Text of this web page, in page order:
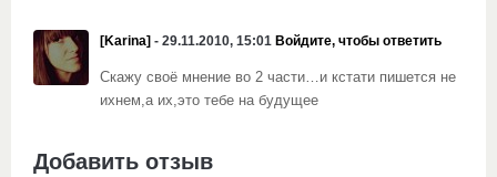
[Karina] - 29.11.2010, 15:01 Войдите, чтобы ответить
Скажу своё мнение во 2 части…и кстати пишется не
ихнем,а их,это тебе на будущее
Добавить отзыв